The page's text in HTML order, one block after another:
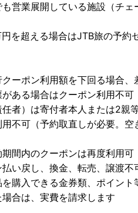
営業展開している施設（チ
を超える場合はJTB旅の予約
クーポン利用額を下回る場合、
がある場合はクーポン利用不可
任者）は寄付者本人または2親
用不可（予約取直しが必要。
間内のクーポンは再度利用可
払い戻し、換金、転売、譲渡不
を購入できる金券類、ポイン
場合は、実費を請求します